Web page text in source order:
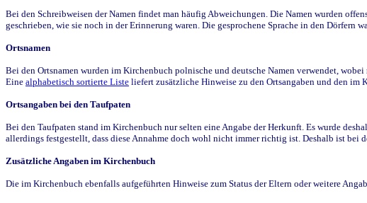
Bei den Schreibweisen der Namen findet man häufig Abweichungen. Die Namen wurden
geschrieben, wie sie noch in der Erinnerung waren. Die gesprochene Sprache in den
Ortsnamen
Bei den Ortsnamen wurden im Kirchenbuch polnische und deutsche Namen verwendet,
Eine alphabetisch sortierte Liste liefert zusätzliche Hinweise zu den Ortsangaben und den im
Ortsangaben bei den Taufpaten
Bei den Taufpaten stand im Kirchenbuch nur selten eine Angabe der Herkunft. Es wurde
allerdings festgestellt, dass diese Annahme doch wohl nicht immer richtig ist. Deshalb ist bei
Zusätzliche Angaben im Kirchenbuch
Die im Kirchenbuch ebenfalls aufgeführten Hinweise zum Status der Eltern oder weitere